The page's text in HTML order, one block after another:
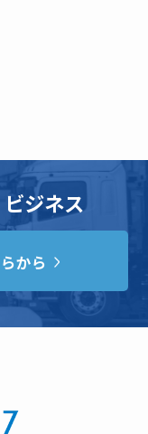
ジネス
から